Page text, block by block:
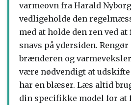
varmeovn fra Harald
vedligeholde den
med at holde den ren ved
snavs på ydersiden. Rengør
brænderen og
være nødvendigt at
har en blæser. Læs altid
din specifikke model for at